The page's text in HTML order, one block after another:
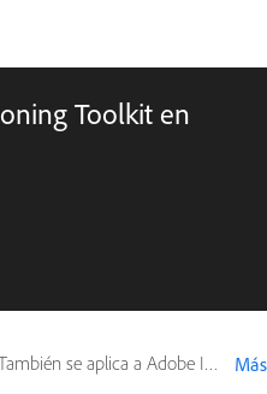
Toolkit en
se aplica a Adobe InDesign Server Más